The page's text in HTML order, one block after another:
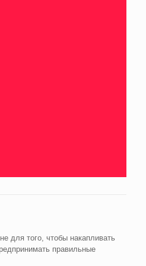
для того, чтобы накапливать
правильные